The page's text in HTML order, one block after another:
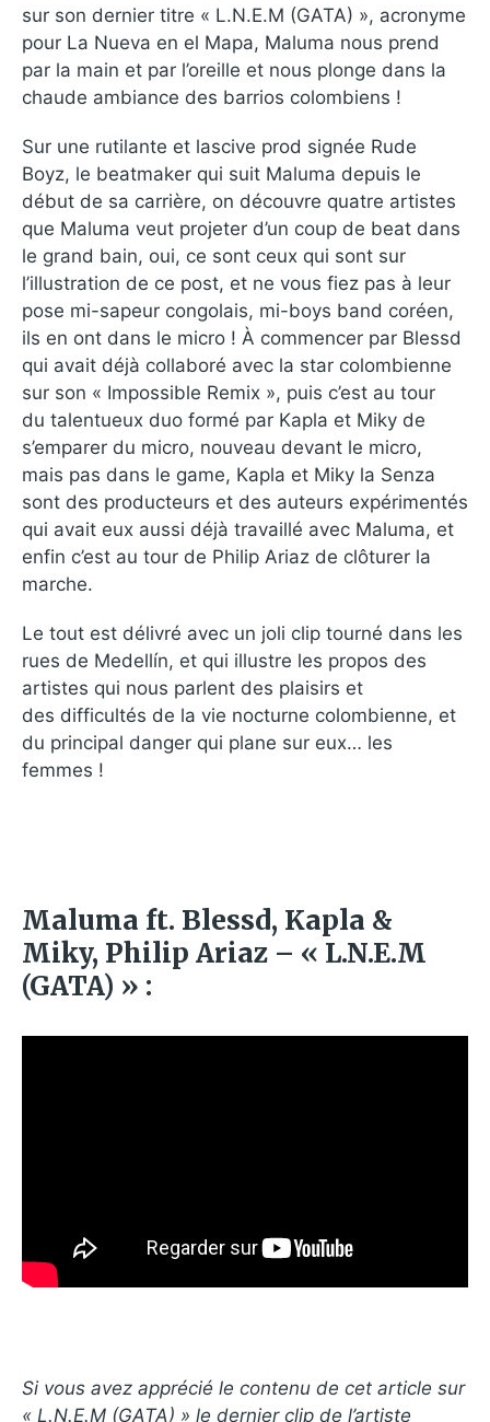
sur son dernier titre « L.N.E.M (GATA) », acronyme
pour La Nueva en el Mapa, Maluma nous prend
par la main et par l’oreille et nous plonge dans la
chaude ambiance des barrios colombiens !
Sur une rutilante et lascive prod signée Rude
Boyz, le beatmaker qui suit Maluma depuis le
début de sa carrière, on découvre quatre artistes
que Maluma veut projeter d’un coup de beat dans
le grand bain, oui, ce sont ceux qui sont sur
l’illustration de ce post, et ne vous fiez pas à leur
pose mi-sapeur congolais, mi-boys band coréen,
ils en ont dans le micro ! À commencer par Blessd
qui avait déjà collaboré avec la star colombienne
sur son « Impossible Remix », puis c’est au tour
du talentueux duo formé par Kapla et Miky de
s’emparer du micro, nouveau devant le micro,
mais pas dans le game, Kapla et Miky la Senza
sont des producteurs et des auteurs expérimentés
qui avait eux aussi déjà travaillé avec Maluma, et
enfin c’est au tour de Philip Ariaz de clôturer la
marche.
Le tout est délivré avec un joli clip tourné dans les
rues de Medellín, et qui illustre les propos des
artistes qui nous parlent des plaisirs et
des difficultés de la vie nocturne colombienne, et
du principal danger qui plane sur eux… les
femmes !
Maluma ft. Blessd, Kapla &
Miky, Philip Ariaz – « L.N.E.M
(GATA) » :
Si vous avez apprécié le contenu de cet article sur
« L.N.E.M (GATA) » le dernier clip de l’artiste